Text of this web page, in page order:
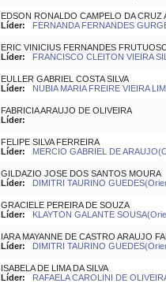
EDSON RONALDO CAMPELO DA CRUZ
Líder:
FERNANDA FERNANDES
ERIC VINICIUS FERNANDES
Líder:
FRANCISCO CLEITON VIEIRA
EULLER GABRIEL COSTA SILVA
Líder:
NUBIA MARIA FREIRE VIEIRA
FABRICIA ARAUJO DE OLIVEIRA
Líder:
FELIPE SILVA FERREIRA
Líder:
MERCIO GABRIEL DE
GILDAZIO JOSE DOS SANTOS MOURA
Líder:
DIMITRI TAURINO
GRACIELE PEREIRA DE SOUZA
Líder:
KLAYTON GALANTE
IARA MAYANNE DE CASTRO ARAUJO
Líder:
DIMITRI TAURINO
ISABELA DE LIMA DA SILVA
Líder:
RAFAELA CAROLINI DE